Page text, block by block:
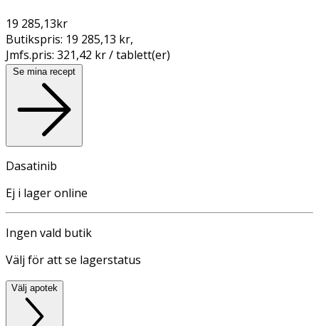
19 285,13kr
Butikspris: 19 285,13 kr,
Jmfs.pris: 321,42 kr / tablett(er)
Se mina recept
Dasatinib
Ej i lager online
Ingen vald butik
Välj för att se lagerstatus
Välj apotek